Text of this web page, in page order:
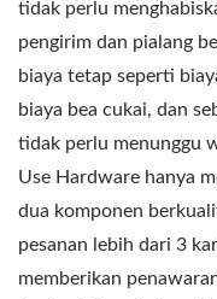
tidak perlu
pengirim dan pialang
biaya tetap seperti
biaya bea cukai, dan
tidak perlu menunggu
Use Hardware hanya
dua komponen
pesanan lebih dari 3
memberikan